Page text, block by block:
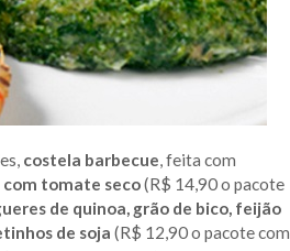
costela barbecue, feita com
tomate seco(R$ 14,90 o pacote
de quinoa, grão de bico, feijão
de soja (R$ 12,90 o pacote com